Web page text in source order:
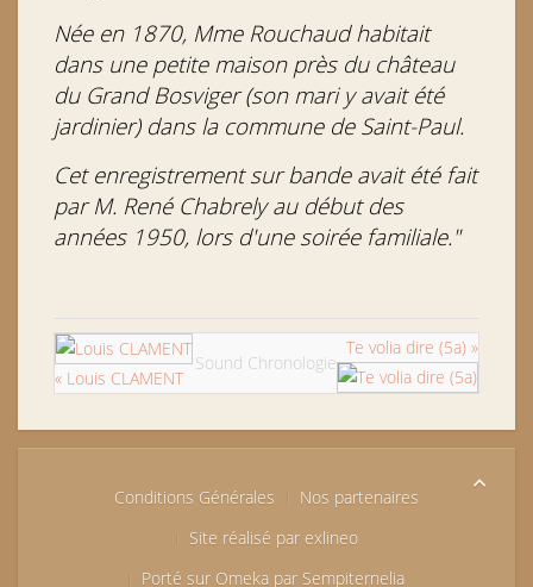
Née en 1870, Mme Rouchaud habitait
dans une petite maison près du château
du Grand Bosviger (son mari y avait été
jardinier) dans la commune de Saint-Paul.
Cet enregistrement sur bande avait été fait
par M. René Chabrely au début des
années 1950, lors d'une soirée familiale."
« Louis CLAMENT
Sound Chronologie
Te volia dire (5a) »
Conditions Générales
Nos partenaires
Site réalisé par exlineo
Porté sur Omeka par Sempiternelia